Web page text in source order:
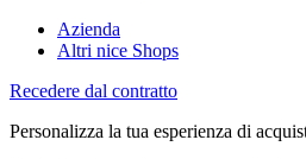
Azienda
Altri nice Shops
Recedere dal contratto
Personalizza la tua esperienza di